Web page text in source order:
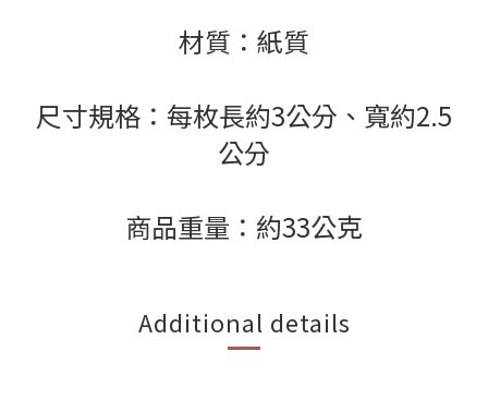
材質：紙質
尺寸規格：每枚長約3公分、寬約2.5
公分
商品重量：約33公克
Additional details